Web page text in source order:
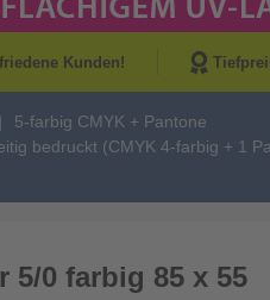
Kunden!
5-farbig CMYK + Pantone
bedruckt (CMYK 4-farbig + 1
5/0 farbig 85 x 55